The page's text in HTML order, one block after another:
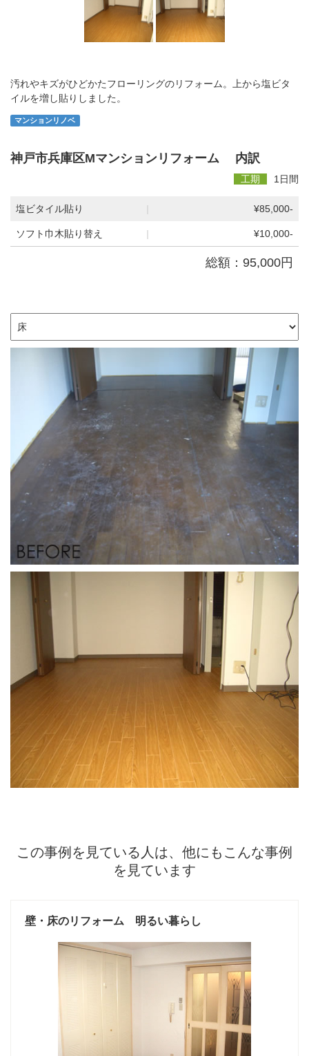
汚れやキズがひどかたフローリングのリフォーム。上から塩ビタ
イルを増し貼りしました。
マンションリノベ
神戸市兵庫区Mマンションリフォーム 内訳
工期 1日間
塩ビタイル貼り ¥85,000-
ソフト巾木貼り替え | ¥10,000-
総額：95,000円
この事例を見ている人は、他にもこんな事例
を見ています
壁・床のリフォーム 明るい暮らし